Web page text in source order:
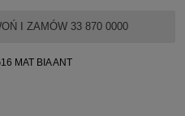
I ZAMÓW 33 870 0000
MAT BIA ANT